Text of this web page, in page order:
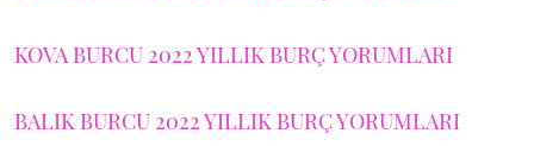
KOVA BURCU 2022 YILLIK BURÇ YORUMLARI
BALIK BURCU 2022 YILLIK BURÇ YORUMLARI